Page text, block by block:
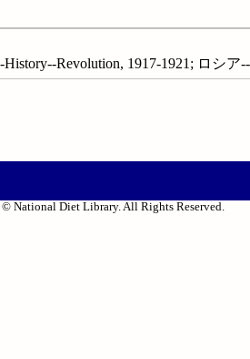
Revolution, 1917-1921; ロシア
National Diet Library. All Rights Reserved.